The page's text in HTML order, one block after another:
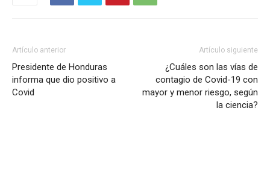
Artículo anterior
Presidente de Honduras
informa que dio positivo a
Covid
Artículo siguiente
¿Cuáles son las vías de
contagio de Covid-19 con
mayor y menor riesgo, según
la ciencia?